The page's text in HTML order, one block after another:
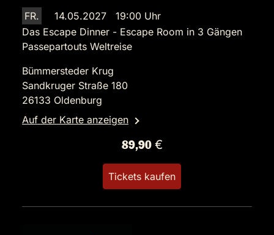
FR.
14.05.2027 19:00 Uhr
Das Escape Dinner - Escape Room in 3 Gängen
Passepartouts Weltreise
Bümmersteder Krug
Sandkruger Straße 180
26133 Oldenburg
Auf der Karte anzeigen
89,90 €
Tickets kaufen